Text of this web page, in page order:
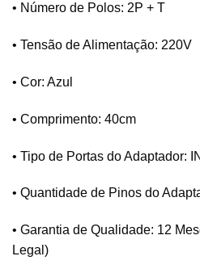
• Número de Polos: 2P + T
• Tensão de Alimentação: 220V
• Cor: Azul
• Comprimento: 40cm
• Tipo de Portas do Adaptador:
• Quantidade de Pinos do
• Garantia de Qualidade: 12
Legal)